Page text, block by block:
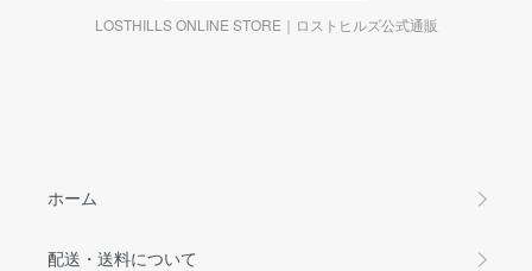
LOSTHILLS ONLINE STORE｜ロストヒルズ公式通販
ホーム
配送・送料について